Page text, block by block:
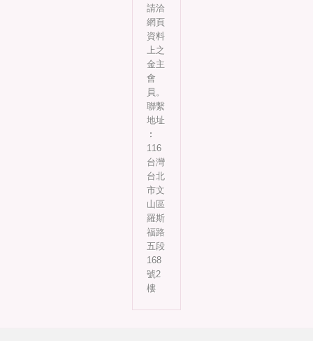
請洽
網頁
資料
上之
金主
會
員。
聯繫
地址
︰
116
台灣
台北
市文
山區
羅斯
福路
五段
168
號2
樓